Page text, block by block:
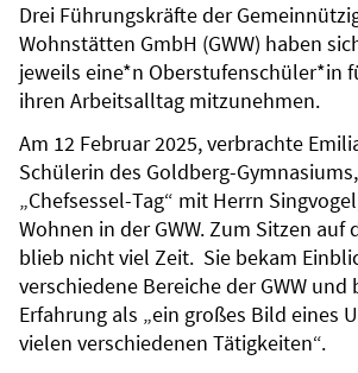
Drei Führungskräfte der
Wohnstätten GmbH (GWW) haben
jeweils eine*n Oberstufenschüler*in
ihren Arbeitsalltag mitzunehmen.
Am 12 Februar 2025, verbrachte
Schülerin des Goldberg-
„Chefsessel-Tag“ mit Herrn
Wohnen in der GWW. Zum Sitzen auf
blieb nicht viel Zeit. Sie bekam
verschiedene Bereiche der GWW und
Erfahrung als „ein großes Bild eines
vielen verschiedenen Tätigkeiten“.